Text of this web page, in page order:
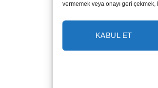
vermemek veya onayı geri
KABUL ET
Georgian Bluffs
Renueve su